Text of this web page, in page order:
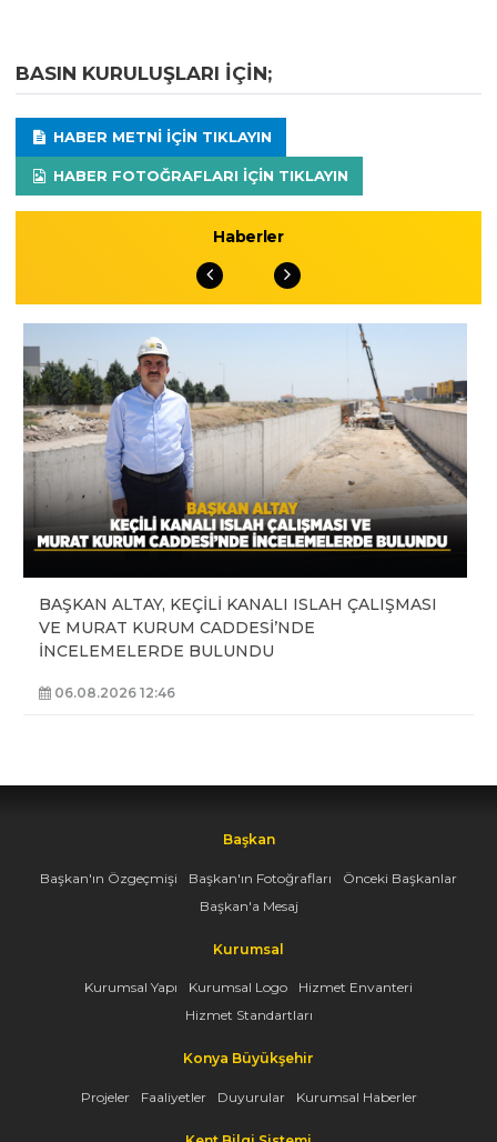
BASIN KURULUŞLARI IÇIN;
HABER METNI IÇIN TIKLAYIN
HABER FOTOĞRAFLARI IÇIN TIKLAYIN
Haberler
BAŞKAN ALTAY, KEÇİLİ KANALI ISLAH ÇALIŞMASI
VE MURAT KURUM CADDESİ’NDE
İNCELEMELERDE BULUNDU
06.08.2026 12:46
Başkan
Başkan'ın Özgeçmişi Başkan'ın Fotoğrafları
Önceki Başkanlar
Başkan'a Mesaj
Kurumsal
Kurumsal Yapı Kurumsal Logo
Hizmet Envanteri
Hizmet Standartları
Konya Büyükşehir
Projeler Faaliyetler Duyurular Kurumsal Haberler